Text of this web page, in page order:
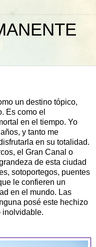
un destino tópico,
Es como el
en el tiempo. Yo
y tanto me
en su totalidad.
el Gran Canal o
de esta ciudad
sotoportegos, puentes
le confieren un
en el mundo. Las
posé este hechizo
inolvidable.